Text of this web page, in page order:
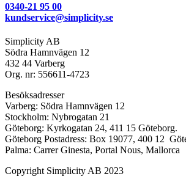
0340-21 95 00
kundservice@simplicity.se
Simplicity AB
Södra Hamnvägen 12
432 44 Varberg
Org. nr: 556611-4723
Besöksadresser
Varberg: Södra Hamnvägen 12
Stockholm: Nybrogatan 21
Göteborg: Kyrkogatan 24, 411 15 Göteborg.
Göteborg Postadress: Box 19077, 400 12
Palma: Carrer Ginesta, Portal Nous, Mallorca
Copyright Simplicity AB 2023